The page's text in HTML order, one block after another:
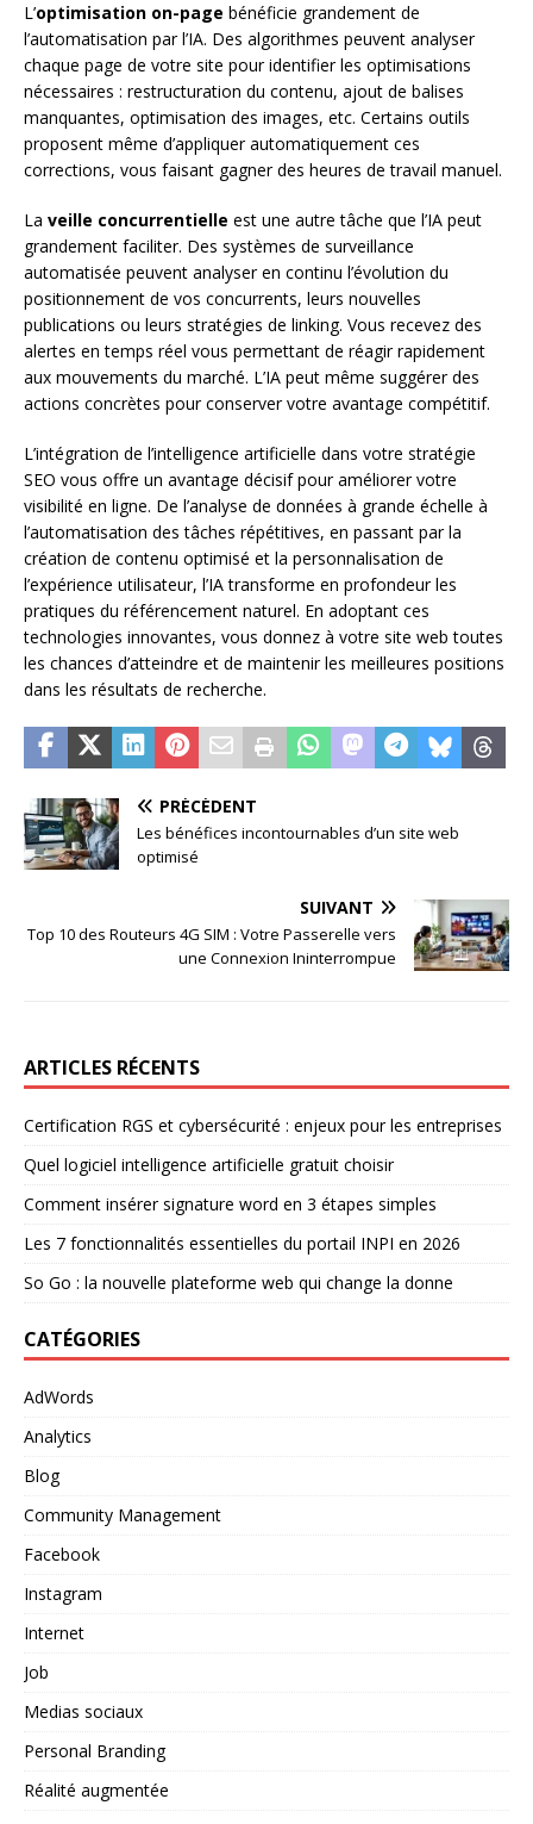
L’optimisation on-page bénéficie grandement de
l’automatisation par l’IA. Des algorithmes peuvent analyser
chaque page de votre site pour identifier les optimisations
nécessaires : restructuration du contenu, ajout de balises
manquantes, optimisation des images, etc. Certains outils
proposent même d’appliquer automatiquement ces
corrections, vous faisant gagner des heures de travail manuel.
La veille concurrentielle est une autre tâche que l’IA peut
grandement faciliter. Des systèmes de surveillance
automatisée peuvent analyser en continu l’évolution du
positionnement de vos concurrents, leurs nouvelles
publications ou leurs stratégies de linking. Vous recevez des
alertes en temps réel vous permettant de réagir rapidement
aux mouvements du marché. L’IA peut même suggérer des
actions concrètes pour conserver votre avantage compétitif.
L’intégration de l’intelligence artificielle dans votre stratégie
SEO vous offre un avantage décisif pour améliorer votre
visibilité en ligne. De l’analyse de données à grande échelle à
l’automatisation des tâches répétitives, en passant par la
création de contenu optimisé et la personnalisation de
l’expérience utilisateur, l’IA transforme en profondeur les
pratiques du référencement naturel. En adoptant ces
technologies innovantes, vous donnez à votre site web toutes
les chances d’atteindre et de maintenir les meilleures positions
dans les résultats de recherche.
PRÉCÉDENT
Les bénéfices incontournables d’un site web
optimisé
SUIVANT
Top 10 des Routeurs 4G SIM : Votre Passerelle vers
une Connexion Ininterrompue
ARTICLES RÉCENTS
Certification RGS et cybersécurité : enjeux pour les entreprises
Quel logiciel intelligence artificielle gratuit choisir
Comment insérer signature word en 3 étapes simples
Les 7 fonctionnalités essentielles du portail INPI en 2026
So Go : la nouvelle plateforme web qui change la donne
CATÉGORIES
AdWords
Analytics
Blog
Community Management
Facebook
Instagram
Internet
Job
Medias sociaux
Personal Branding
Réalité augmentée